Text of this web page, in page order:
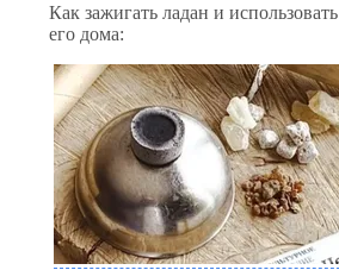
Как зажигать ладан и использовать
его дома: